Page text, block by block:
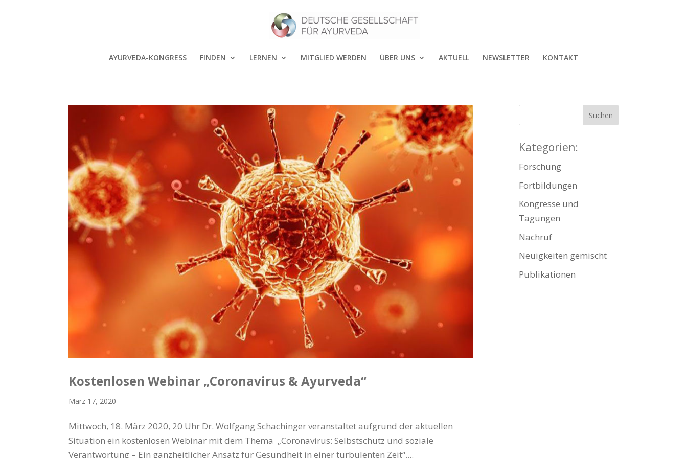
AYURVEDA-KONGRESS FINDEN LERNEN MITGLIED WERDEN ÜBER UNS AKTUELL NEWSLETTER KONTAKT
Kostenlosen Webinar „Coronavirus & Ayurveda“
März 17, 2020
Mittwoch, 18. März 2020, 20 Uhr Dr. Wolfgang Schachinger veranstaltet aufgrund der aktuellen
Situation ein kostenlosen Webinar mit dem Thema „Coronavirus: Selbstschutz und soziale
Verantwortung – Ein ganzheitlicher Ansatz für Gesundheit in einer turbulenten Zeit“....
Kategorien:
Forschung
Fortbildungen
Kongresse und
Tagungen
Nachruf
Neuigkeiten gemischt
Publikationen